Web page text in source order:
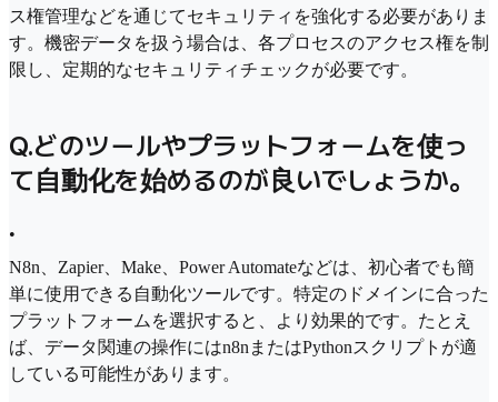
ス権管理などを通じてセキュリティを強化する必要がありま
す。機密データを扱う場合は、各プロセスのアクセス権を制
限し、定期的なセキュリティチェックが必要です。
Q.どのツールやプラットフォームを使っ
て自動化を始めるのが良いでしょうか。
•
N8n、Zapier、Make、Power Automateなどは、初心者でも簡
単に使用できる自動化ツールです。特定のドメインに合った
プラットフォームを選択すると、より効果的です。たとえ
ば、データ関連の操作にはn8nまたはPythonスクリプトが適
している可能性があります。